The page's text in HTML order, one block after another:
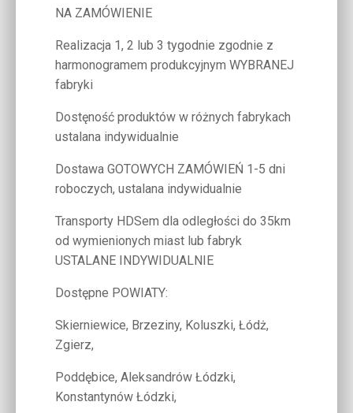
NA ZAMÓWIENIE
Realizacja 1, 2 lub 3 tygodnie zgodnie z
harmonogramem produkcyjnym WYBRANEJ
fabryki
Dostęność produktów w różnych fabrykach
ustalana indywidualnie
Dostawa GOTOWYCH ZAMÓWIEŃ 1-5 dni
roboczych, ustalana indywidualnie
Transporty HDSem dla odległości do 35km
od wymienionych miast lub fabryk
USTALANE INDYWIDUALNIE
Dostępne POWIATY:
Skierniewice, Brzeziny, Koluszki, Łódż,
Zgierz,
Poddębice, Aleksandrów Łódzki,
Konstantynów Łódzki,